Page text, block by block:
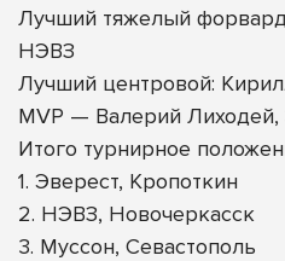
Лучший тяжелый
НЭВЗ
Лучший центровой:
MVP — Валерий Лиходей,
Итого турнирное
1. Эверест, Кропоткин
2. НЭВЗ, Новочеркасск
3. Муссон, Севастополь